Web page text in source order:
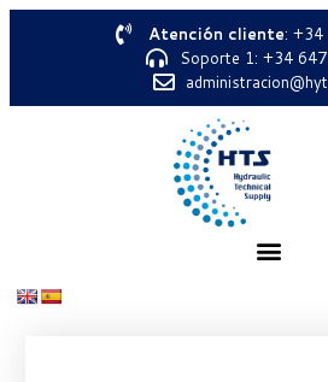
Atención cliente:
Soporte 1: +34